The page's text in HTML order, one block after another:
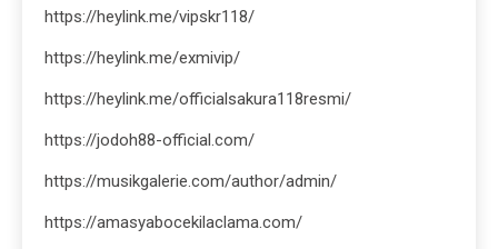
https://heylink.me/vipskr118/
https://heylink.me/exmivip/
https://heylink.me/officialsakura118resmi/
https://jodoh88-official.com/
https://musikgalerie.com/author/admin/
https://amasyabocekilaclama.com/